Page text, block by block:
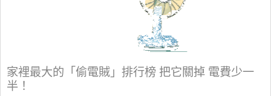
家裡最大的「偷電賊」排行榜 把它關掉 電費少一
半！